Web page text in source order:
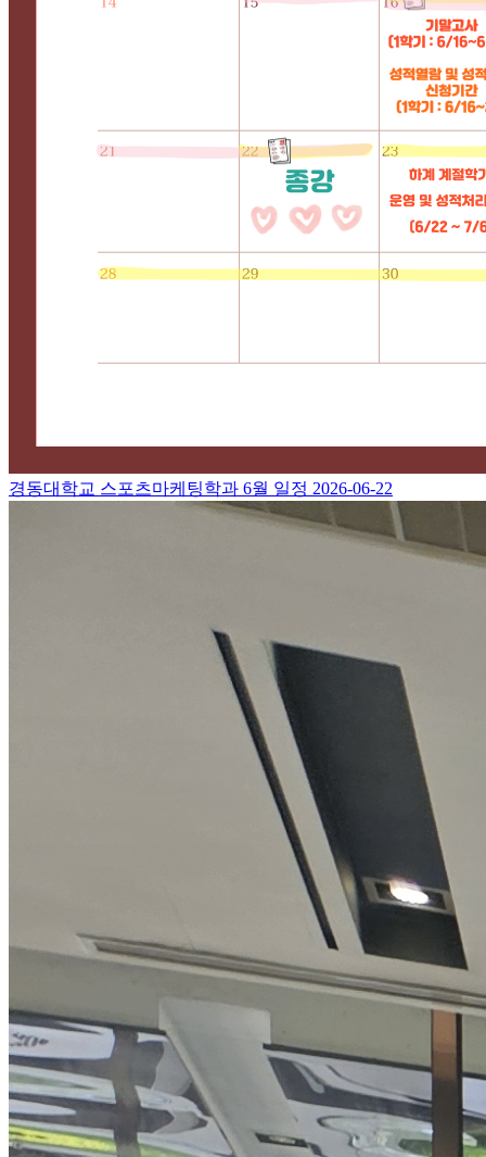
경동대학교 스포츠마케팅학과 6월 일정 2026-06-22